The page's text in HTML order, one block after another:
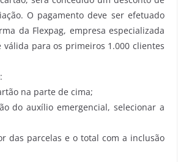
O pagamento deve ser efetuado
da Flexpag, empresa especializada
para os primeiros 1.000 clientes
na parte de cima;
do auxílio emergencial, selecionar a
das parcelas e o total com a inclusão